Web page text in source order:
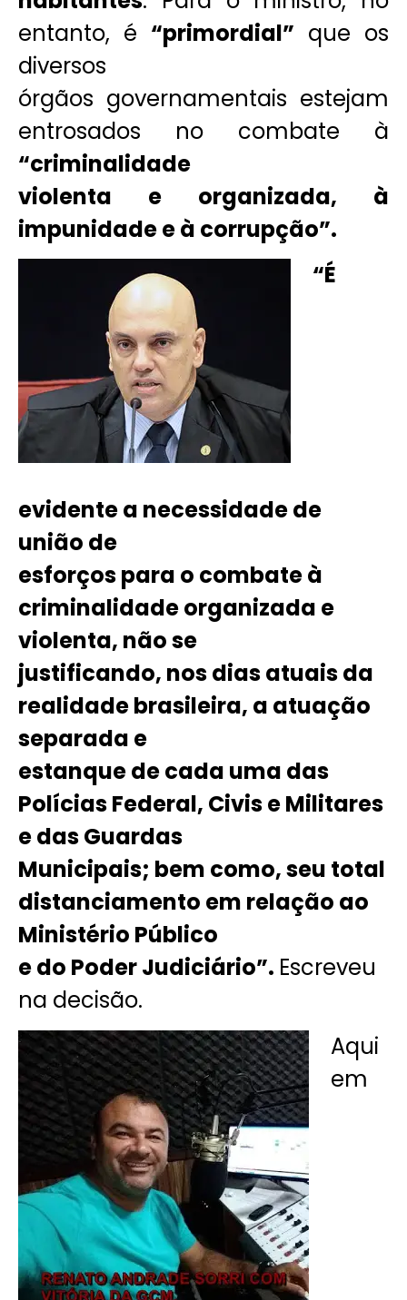
entanto, é “primordial” que os
diversos
órgãos governamentais estejam
entrosados no combate à
“criminalidade
violenta e organizada, à
impunidade e à corrupção”.
“É
evidente a necessidade de
união de
esforços para o combate à
criminalidade organizada e
violenta, não se
justificando, nos dias atuais da
realidade brasileira, a atuação
separada e
estanque de cada uma das
Polícias Federal, Civis e Militares
e das Guardas
Municipais; bem como, seu total
distanciamento em relação ao
Ministério Público
e do Poder Judiciário”. Escreveu
na decisão.
Aqui
em